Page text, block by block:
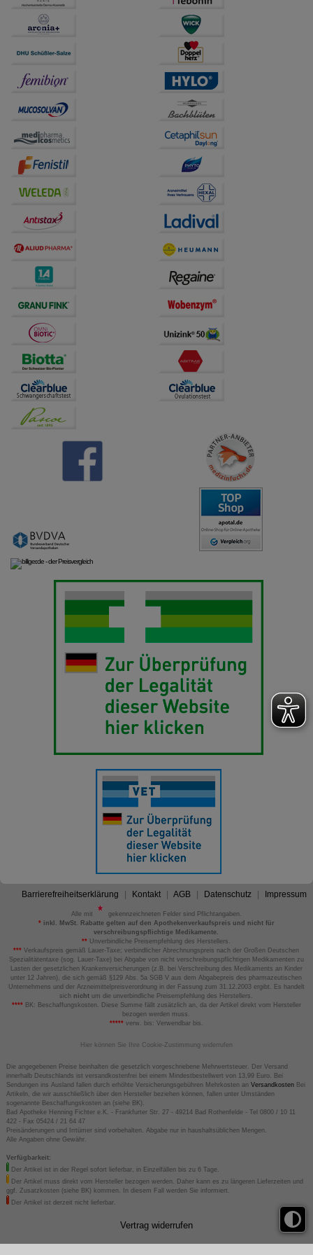
Barrierefreiheitserklärung Kontakt AGB Datenschutz Impressum
Alle mit
gekennzeichneten Felder sind Pflichtangaben.
*inkl. MwSt. Rabatte gelten auf den Apothekenverkaufspreis und nicht für
verschreibungspflichtige Medikamente.
** Unverbindliche Preisempfehlung des Herstellers.
*** Verkaufspreis gemäß Lauer-Taxe; verbindlicher Abrechnungspreis nach der Großen Deutschen
Spezialitätentaxe (sog. Lauer-Taxe) bei Abgabe von nicht verschreibungspflichtigen Medikamenten zu
Lasten der gesetzlichen Krankenversicherungen (z.B. bei Verschreibung des Medikaments an Kinder
unter 12 Jahren), die sich gemäß §129 Abs. 5a SGB V aus dem Abgabepreis des pharmazeutischen
Unternehmens und der Arzneimittelpreisverordnung in der Fassung zum 31.12.2003 ergibt. Es handelt
sich nicht um die unverbindliche Preisempfehlung des Herstellers.
****BK: Beschaffungskosten. Diese Summe fällt zusätzlich an, da der Artikel direkt vom Hersteller
bezogen werden muss.
*****verw. bis: Verwendbar bis.
Hier können Sie Ihre Cookie-Zustimmung widerrufen
Die angegebenen Preise beinhalten die gesetzlich vorgeschriebene Mehrwertsteuer. Der Versand
innerhalb Deutschlands ist versandkostenfrei bei einem Mindestbestellwert von 13,99 Euro. Bei
Sendungen ins Ausland fallen durch erhöhte Versicherungsgebühren Mehrkosten an VersandkostenBei
Artikeln, die wir ausschließlich über den Hersteller beziehen können, fallen unter Umständen
sogenannte Beschaffungskosten an (siehe BK).
Bad Apotheke Henning Fichter e.K. - Frankfurter Str. 27 - 49214 Bad Rothenfelde - Tel 0800 / 10 11
422 - Fax 05424 / 21 64 47
Preisänderungen und Irrtümer sind vorbehalten. Abgabe nur in haushaltsüblichen Mengen.
Alle Angaben ohne Gewähr.
Verfügbarkeit:
Der Artikel ist in der Regel sofort lieferbar, in Einzelfällen bis zu 6 Tage.
Der Artikel muss direkt vom Hersteller bezogen werden. Daher kann es zu längeren Lieferzeiten und
ggf. Zusatzkosten (siehe BK) kommen. In diesem Fall werden Sie informiert.
Der Artikel ist derzeit nicht lieferbar.
Vertrag widerrufen